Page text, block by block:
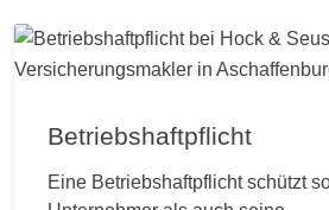
Betriebshaftpflicht
Eine Betriebshaftpflicht schützt